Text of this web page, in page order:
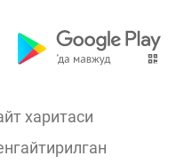
харитаси